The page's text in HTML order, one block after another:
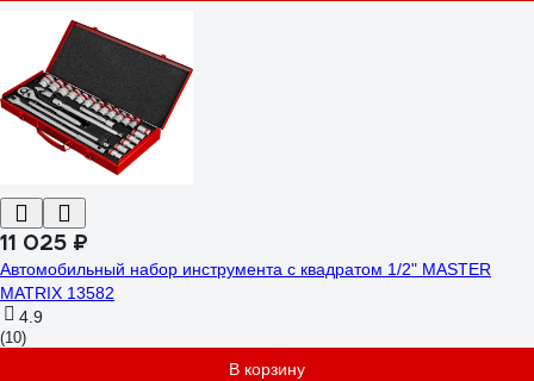
11 025 ₽
Автомобильный набор инструмента с квадратом 1/2" MASTER
MATRIX 13582
4.9
(10)
В корзину